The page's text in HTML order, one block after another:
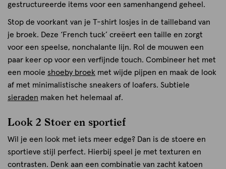
gestructureerde items voor een samenhangend geheel.
Stop de voorkant van je T-shirt losjes in de tailleband van
je broek. Deze ‘French tuck’ creëert een taille en zorgt
voor een speelse, nonchalante lijn. Rol de mouwen een
paar keer op voor een verfijnde touch. Combineer het met
een mooie shoeby broek met wijde pijpen en maak de look
af met minimalistische sneakers of loafers. Subtiele
sieraden maken het helemaal af.
Look 2 Stoer en sportief
Wil je een look met iets meer edge? Dan is de stoere en
sportieve stijl perfect. Hierbij speel je met texturen en
contrasten. Denk aan een combinatie van zacht katoen